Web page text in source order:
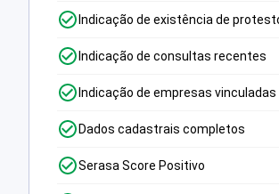
Indicação de existência de
Indicação de consultas recentes
Indicação de empresas vinculadas
Dados cadastrais completos
Serasa Score Positivo